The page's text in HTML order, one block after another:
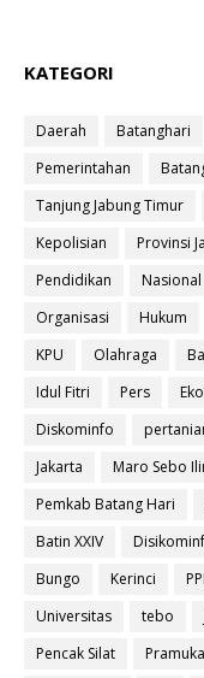
KATEGORI
Daerah Batanghari
Pemerintahan
Tanjung Jabung Timur
Kepolisian
Provinsi
Pendidikan
Nasional
Organisasi
Hukum
KPU
Olahraga
Idul Fitri
Pers
Diskominfo
Jakarta
Maro Sebo
Pemkab Batang Hari
Batin XXIV
Bungo
Kerinci
Universitas
tebo
Pencak Silat
Pramuka